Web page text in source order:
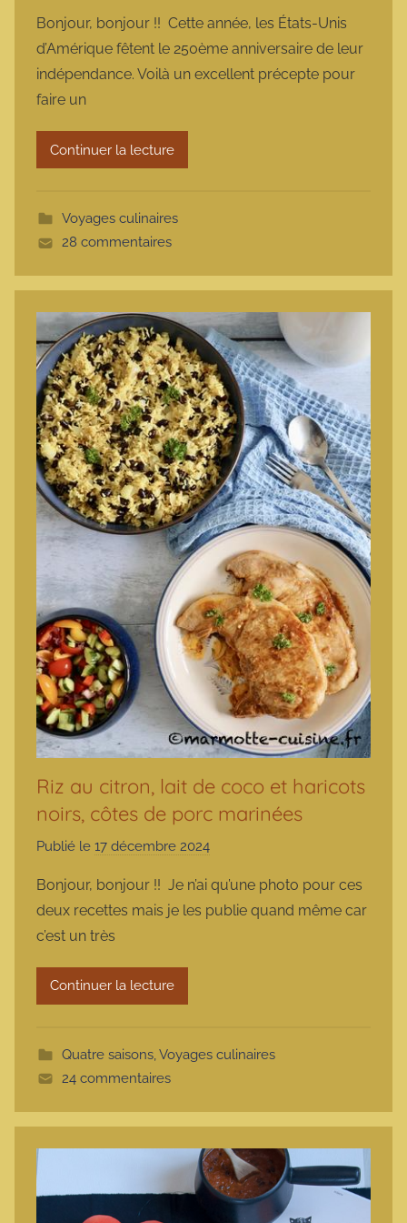
r
m
a
o
t
e
Bonjour, bonjour !! Cette année, les États-Unis
d’Amérique fêtent le 250ème anniversaire de leur
indépendance. Voilà un excellent précepte pour
faire un
Continuer la lecture
Voyages culinaires
28 commentaires
Riz au citron, lait de coco et haricots
noirs, côtes de porc marinées
Publié le 17 décembre 2024
r
m
t
Bonjour, bonjour !! Je n’ai qu’une photo pour ces
deux recettes mais je les publie quand même car
c’est un très
Continuer la lecture
Quatre saisons,Voyages culinaires
24 commentaires